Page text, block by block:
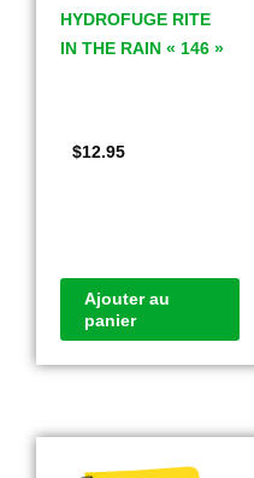
HYDROFUGE RITE
IN THE RAIN « 146 »
$12.95
Ajouter au
panier